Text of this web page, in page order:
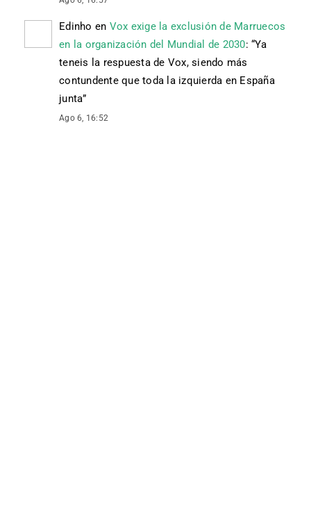
Edinho en Vox exige la exclusión de Marruecos
en la organización del Mundial de 2030: “Ya
teneis la respuesta de Vox, siendo más
contundente que toda la izquierda en España
junta”
Ago 6, 16:52